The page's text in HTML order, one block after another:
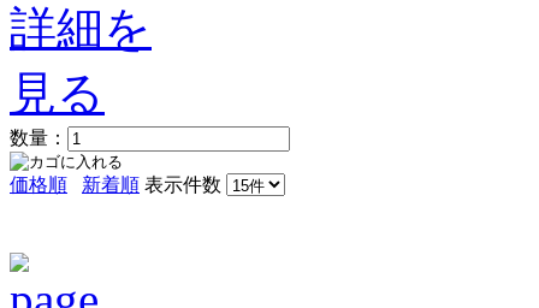
数量：
価格順 新着順 表示件数